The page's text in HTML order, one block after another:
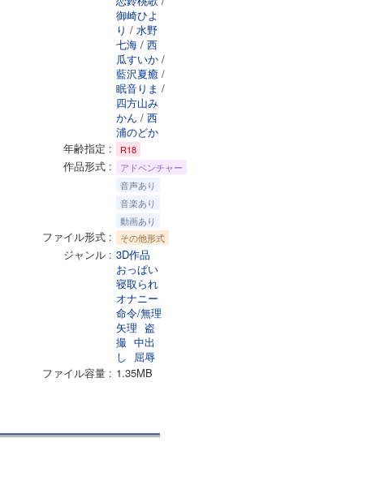
御崎ひよ
り / 水野
七海 / 西
瓜すいか /
藍沢夏癒 /
眠音りま /
四方山み
かん / 西
浦のどか
年齢指定
R18
作品形式
アドベンチャー
音声あり
音楽あり
動画あり
ファイル形式 その他形式
ジャンル
3D作品
おっぱい
寝取られ
オナニー
命令/無理
矢理 盗
撮 中出
し
屈辱
ファイル容量
1.35MB